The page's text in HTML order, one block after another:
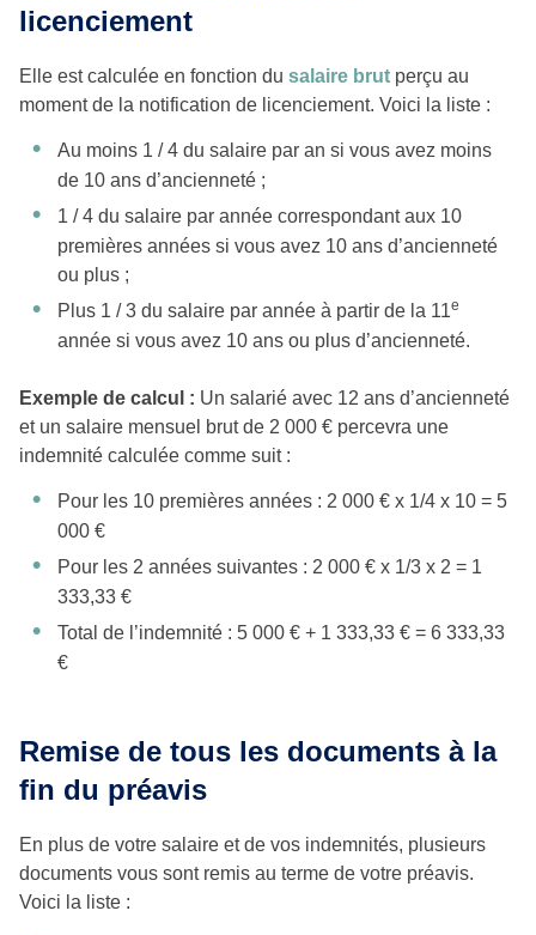
licenciement
Elle est calculée en fonction du salaire brut perçu au
moment de la notification de licenciement. Voici la liste :
Au moins 1 / 4 du salaire par an si vous avez moins
de 10 ans d’ancienneté ;
1 / 4 du salaire par année correspondant aux 10
premières années si vous avez 10 ans d’ancienneté
ou plus ;
Plus 1 / 3 du salaire par année à partir de la 11e
année si vous avez 10 ans ou plus d’ancienneté.
Exemple de calcul : Un salarié avec 12 ans d’ancienneté
et un salaire mensuel brut de 2 000 € percevra une
indemnité calculée comme suit :
Pour les 10 premières années : 2 000 € x 1/4 x 10 = 5
000 €
Pour les 2 années suivantes : 2 000 € x 1/3 x 2 = 1
333,33 €
Total de l’indemnité : 5 000 € + 1 333,33 € = 6 333,33
€
Remise de tous les documents à la
fin du préavis
En plus de votre salaire et de vos indemnités, plusieurs
documents vous sont remis au terme de votre préavis.
Voici la liste :